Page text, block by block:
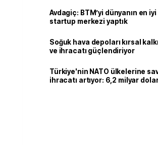
Avdagiç: BTM’yi dünyanın en iyi
startup merkezi yaptık
Soğuk hava depoları kırsal
ve ihracatı güçlendiriyor
Türkiye'nin NATO ülkelerine
ihracatı artıyor: 6,2 milyar